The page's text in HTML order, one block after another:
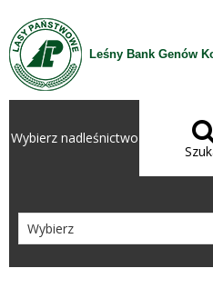
Przejdź do treści
Leśny Bank Genów
Wybierz nadleśnictwo 